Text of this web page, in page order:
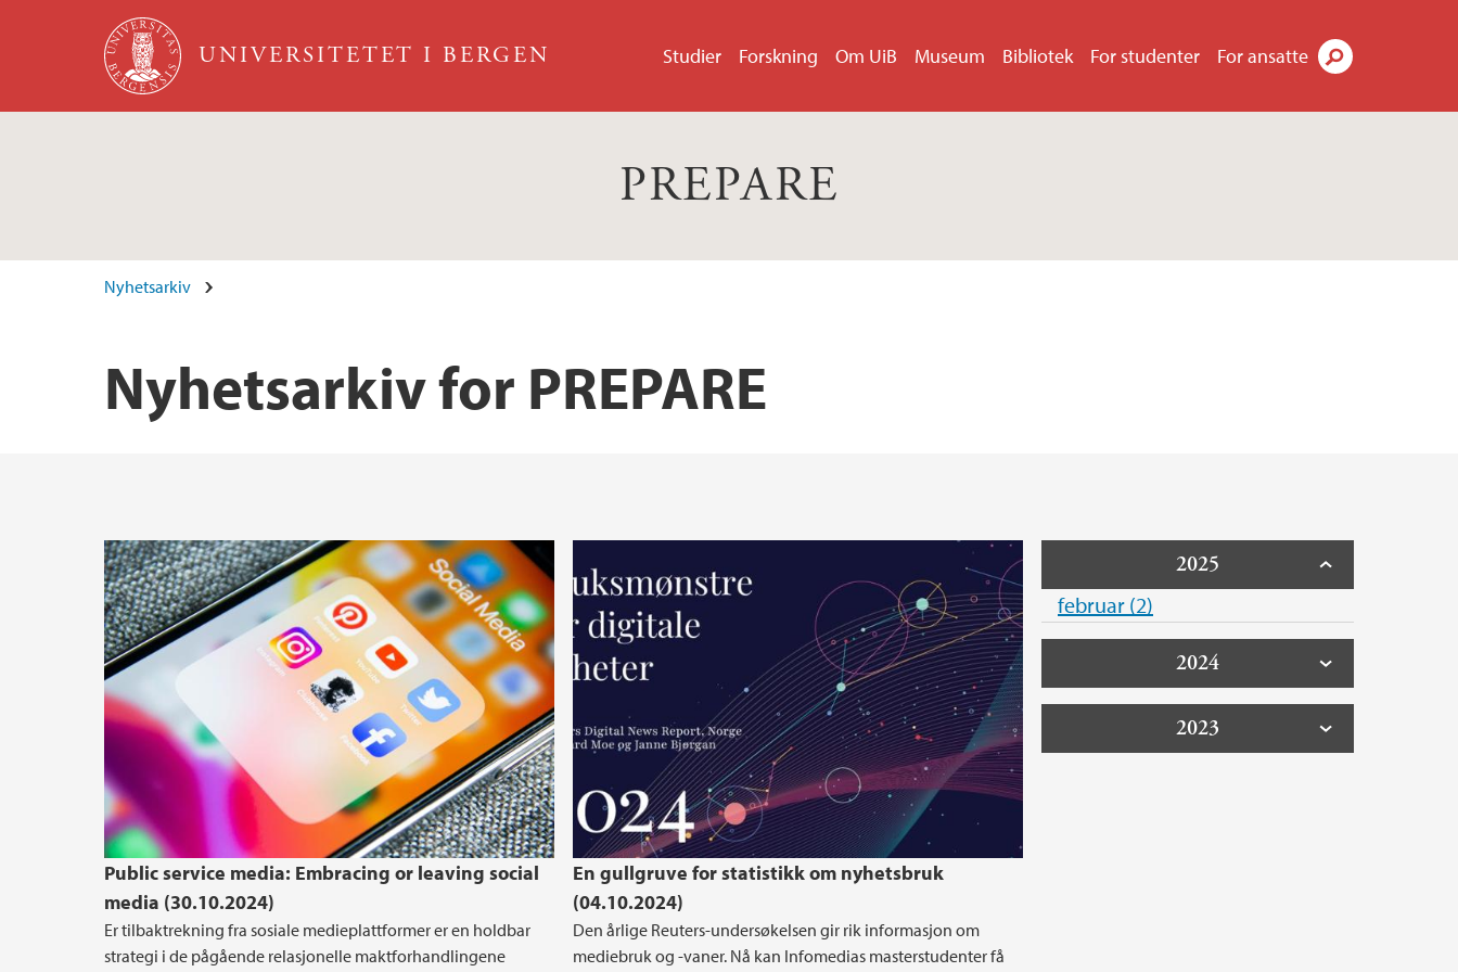
Hopp til hovedinnhold
UNIVERSITETET I BERGEN Studier Forskning Om UiB Museum Bibliotek For studenter For ansatte
PREPARE
Nyhetsarkiv
Nyhetsarkiv for PREPARE
Public service media: Embracing or leaving social
media (30.10.2024)
Er tilbaktrekning fra sosiale medieplattformer er en holdbar
strategi i de pågående relasjonelle maktforhandlingene
En gullgruve for statistikk om nyhetsbruk
(04.10.2024)
Den årlige Reuters-undersøkelsen gir rik informasjon om
mediebruk og -vaner. Nå kan Infomedias masterstudenter få
2025
februar (2)
2024
2023